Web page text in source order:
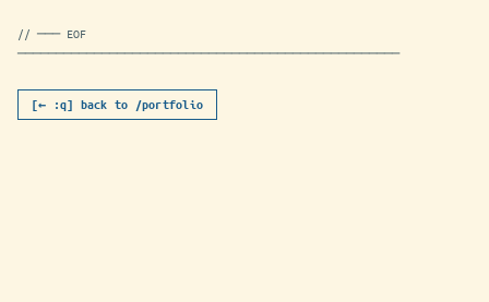
// ─── EOF
──────────────────────────────────────────────────
[← :q] back to /portfolio